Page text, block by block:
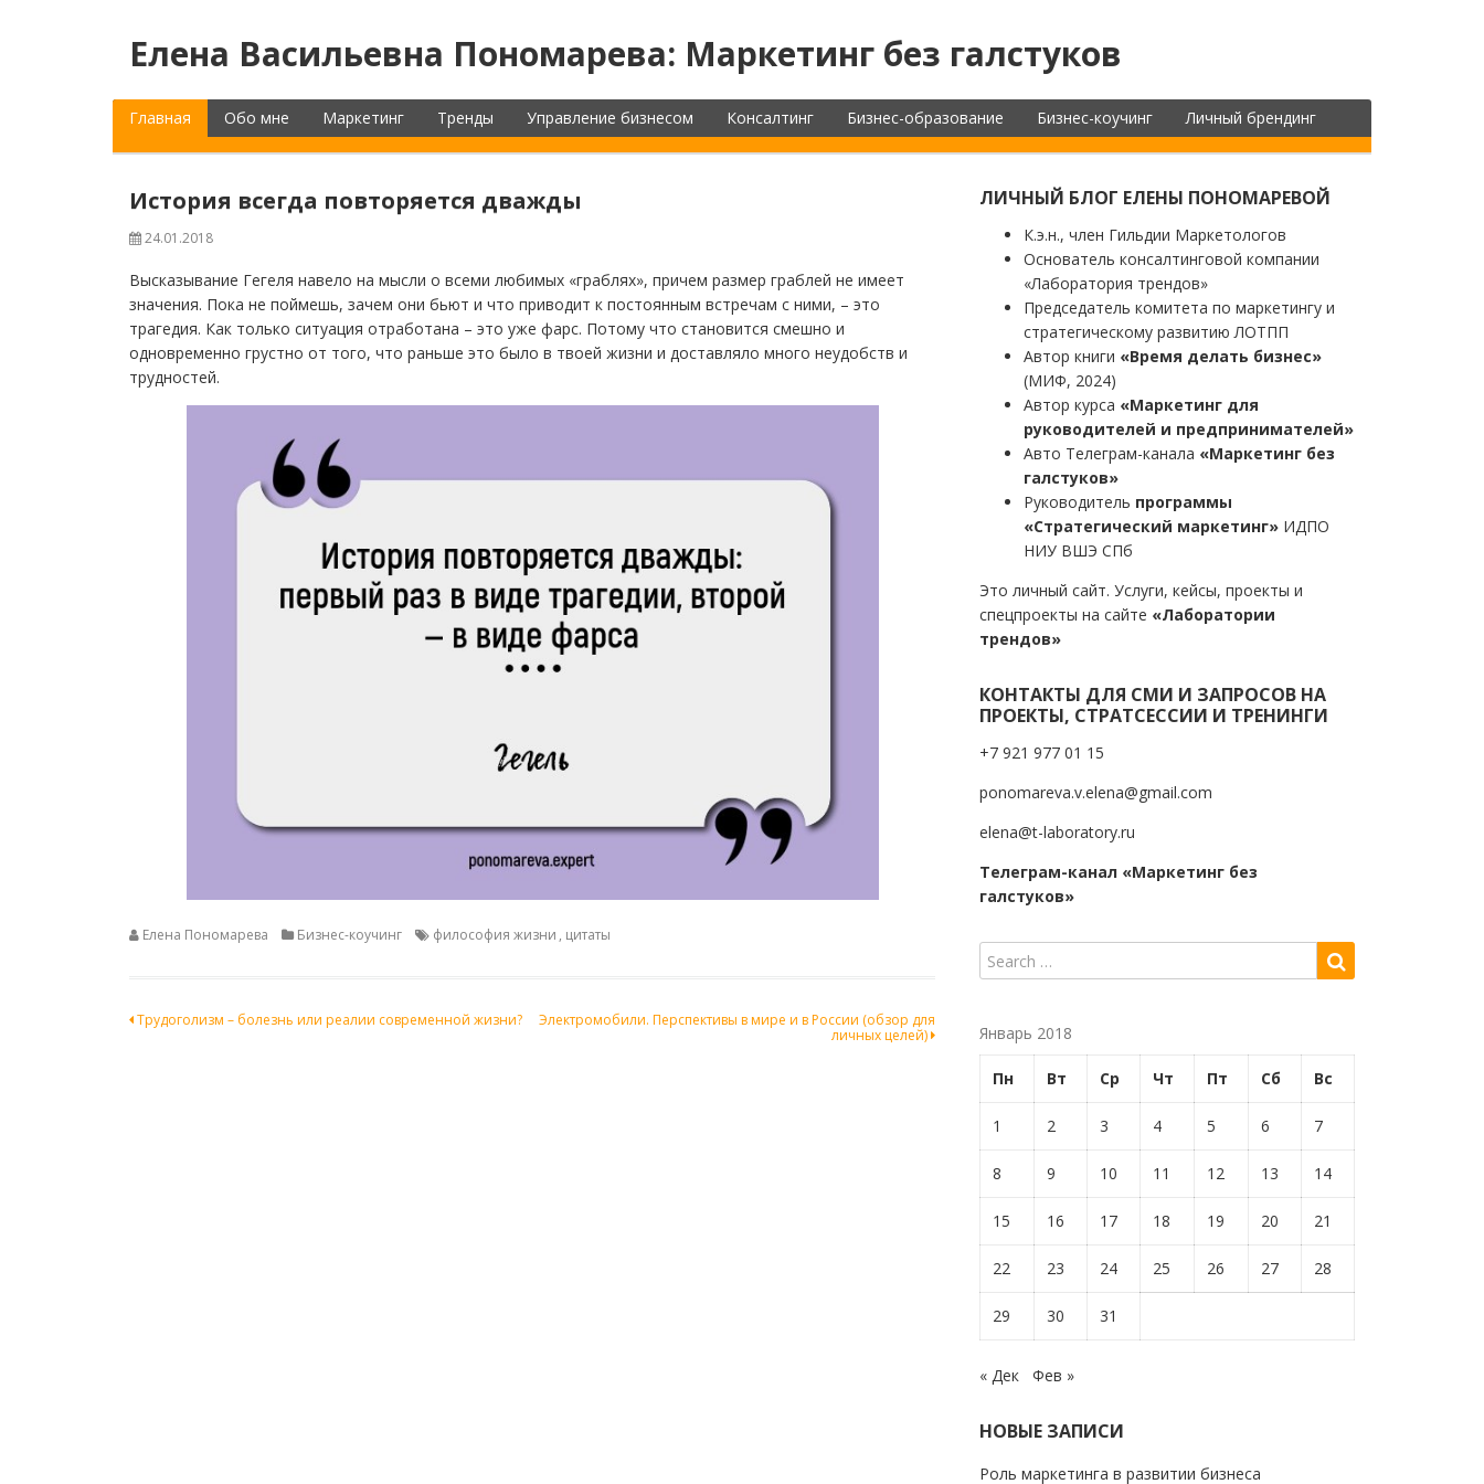
Елена Васильевна Пономарева: Маркетинг без галстуков
Главная Обо мне Маркетинг Тренды Управление бизнесом Консалтинг Бизнес-образование Бизнес-коучинг Личный брендинг
История всегда повторяется дважды
24.01.2018
Высказывание Гегеля навело на мысли о всеми любимых «граблях», причем размер граблей не имеет
значения. Пока не поймешь, зачем они бьют и что приводит к постоянным встречам с ними, – это
трагедия. Как только ситуация отработана – это уже фарс. Потому что становится смешно и
одновременно грустно от того, что раньше это было в твоей жизни и доставляло много неудобств и
трудностей.
Елена Пономарева Бизнес-коучинг философия жизни , цитаты
Навигация
Трудоголизм – болезнь или реалии современной жизни?
Электромобили. Перспективы в мире и в России (обзор для
личных целей)
ЛИЧНЫЙ БЛОГ ЕЛЕНЫ ПОНОМАРЕВОЙ
К.э.н., член Гильдии Маркетологов
Основатель консалтинговой компании
«Лаборатория трендов»
Председатель комитета по маркетингу и
стратегическому развитию ЛОТПП
Автор книги «Время делать бизнес»
(МИФ, 2024)
Автор курса «Маркетинг для
руководителей и предпринимателей»
Авто Телеграм-канала «Маркетинг без
галстуков»
Руководитель программы
«Стратегический маркетинг» ИДПО
НИУ ВШЭ СПб
Это личный сайт. Услуги, кейсы, проекты и
спецпроекты на сайте «Лаборатории
трендов»
КОНТАКТЫ ДЛЯ СМИ И ЗАПРОСОВ НА
ПРОЕКТЫ, СТРАТСЕССИИ И ТРЕНИНГИ
+7 921 977 01 15
ponomareva.v.elena@gmail.com
elena@t-laboratory.ru
Телеграм-канал «Маркетинг без
галстуков»
Январь 2018
Пн Вт Ср Чт Пт Сб Вс
1 2 3 4 5 6 7
8 9 10 11 12 13 14
15 16 17 18 19 20 21
22 23 24 25 26 27 28
29 30 31
« Дек Фев »
НОВЫЕ ЗАПИСИ
Роль маркетинга в развитии бизнеса